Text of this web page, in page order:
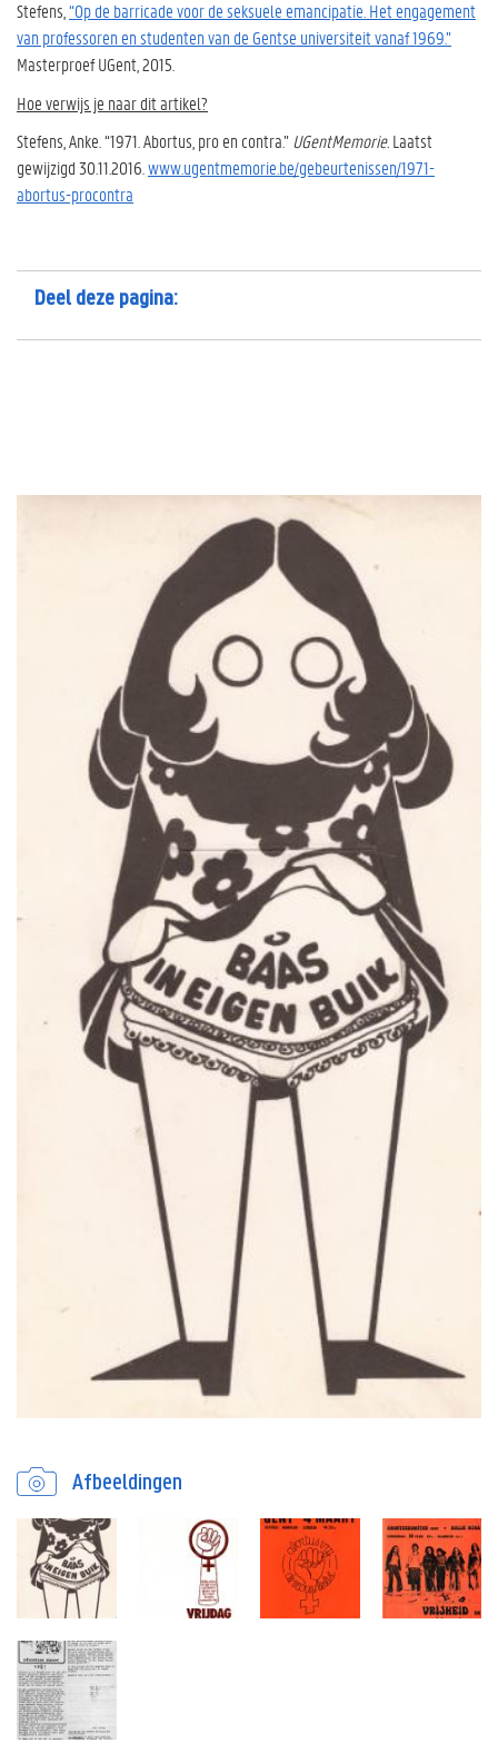
Stefens, “Op de barricade voor de seksuele emancipatie. Het engagement
van professoren en studenten van de Gentse universiteit vanaf 1969.”
Masterproef UGent, 2015.
Hoe verwijs je naar dit artikel?
Stefens, Anke. “1971. Abortus, pro en contra.” UGentMemorie. Laatst
gewijzigd 30.11.2016. www.ugentmemorie.be/gebeurtenissen/1971-
abortus-procontra
Deel deze pagina:
Afbeeldingen